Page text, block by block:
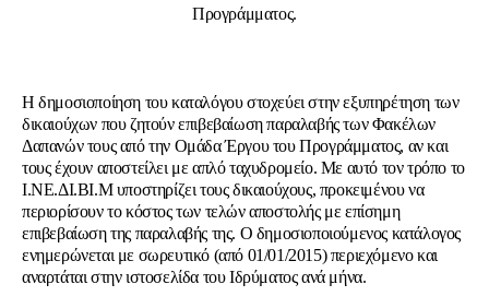
Προγράμματος.
Η δημοσιοποίηση του καταλόγου στοχεύει στην εξυπηρέτηση των
δικαιούχων που ζητούν επιβεβαίωση παραλαβής των Φακέλων
Δαπανών τους από την Ομάδα Έργου του Προγράμματος, αν και
τους έχουν αποστείλει με απλό ταχυδρομείο. Με αυτό τον τρόπο το
Ι.ΝΕ.ΔΙ.ΒΙ.Μ υποστηρίζει τους δικαιούχους, προκειμένου να
περιορίσουν το κόστος των τελών αποστολής με επίσημη
επιβεβαίωση της παραλαβής της. Ο δημοσιοποιούμενος κατάλογος
ενημερώνεται με σωρευτικό (από 01/01/2015) περιεχόμενο και
αναρτάται στην ιστοσελίδα του Ιδρύματος ανά μήνα.